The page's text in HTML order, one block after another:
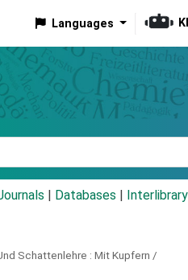
Languages
Databases
Schattenlehre : Mit Kupfern /